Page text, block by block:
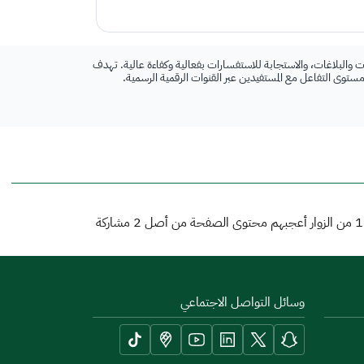
والاستجابة للاستفسارات بفعالية وكفاءة عالية. تهدف
التفاعل مع المستفيدين عبر القنوات الرقمية الرسمية.
1 من الزوار أعجبهم محتوى الصفحة من أصل 2 مشاركة
وسائل التواصل الاجتماعي